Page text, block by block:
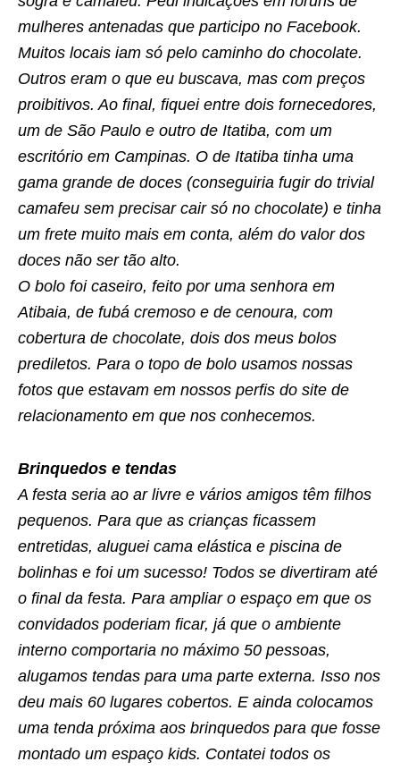
mulheres antenadas que participo no Facebook.
Muitos locais iam só pelo caminho do chocolate.
Outros eram o que eu buscava, mas com preços
proibitivos. Ao final, fiquei entre dois fornecedores,
um de São Paulo e outro de Itatiba, com um
escritório em Campinas. O de Itatiba tinha uma
gama grande de doces (conseguiria fugir do trivial
camafeu sem precisar cair só no chocolate) e tinha
um frete muito mais em conta, além do valor dos
doces não ser tão alto.
O bolo foi caseiro, feito por uma senhora em
Atibaia, de fubá cremoso e de cenoura, com
cobertura de chocolate, dois dos meus bolos
prediletos. Para o topo de bolo usamos nossas
fotos que estavam em nossos perfis do site de
relacionamento em que nos conhecemos.
Brinquedos e tendas
A festa seria ao ar livre e vários amigos têm filhos
pequenos. Para que as crianças ficassem
entretidas, aluguei cama elástica e piscina de
bolinhas e foi um sucesso! Todos se divertiram até
o final da festa. Para ampliar o espaço em que os
convidados poderiam ficar, já que o ambiente
interno comportaria no máximo 50 pessoas,
alugamos tendas para uma parte externa. Isso nos
deu mais 60 lugares cobertos. E ainda colocamos
uma tenda próxima aos brinquedos para que fosse
montado um espaço kids. Contatei todos os